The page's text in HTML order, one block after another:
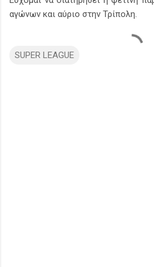
αγώνων και αύριο στην Τρίπολη.
SUPER LEAGUE